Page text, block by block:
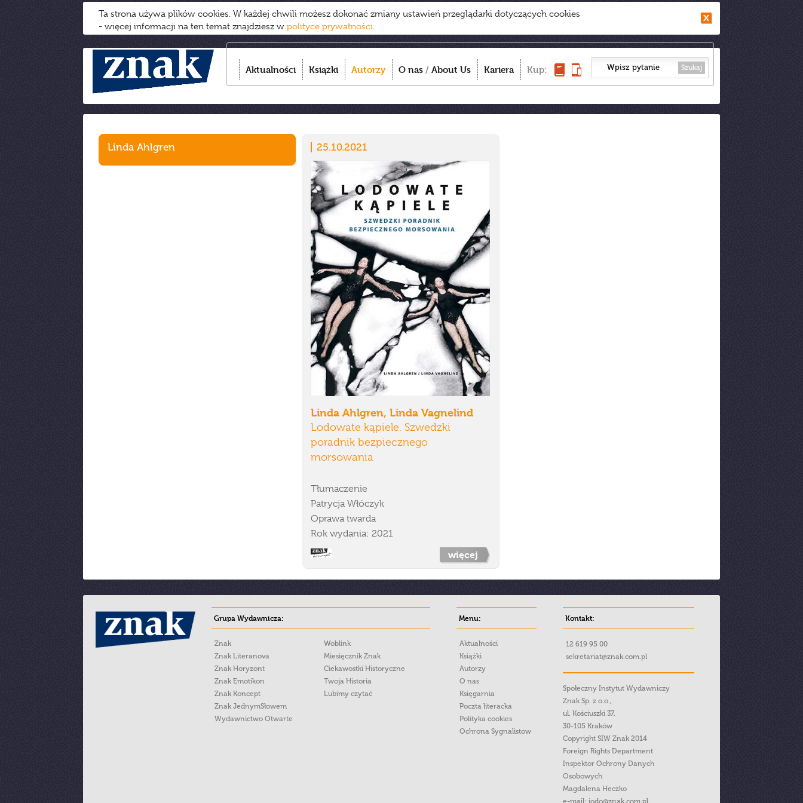
Ta strona używa plików cookies. W każdej chwili możesz dokonać zmiany ustawień przeglądarki dotyczących cookies
- więcej informacji na ten temat znajdziesz w polityce prywatności.
Aktualności Książki Autorzy O nas / About Us Kariera Kup: Szukaj
Linda Ahlgren 25.10.2021
Linda Ahlgren, Linda Vagnelind
Lodowate kąpiele. Szwedzki
poradnik bezpiecznego
morsowania
Tłumaczenie
Patrycja Włóczyk
Oprawa twarda
Rok wydania: 2021
więcej
Grupa Wydawnicza:
Znak
Znak Literanova
Znak Horyzont
Znak Emotikon
Znak Koncept
Znak JednymSłowem
Wydawnictwo Otwarte
Woblink
Miesięcznik Znak
Ciekawostki Historyczne
Twoja Historia
Lubimy czytać
Menu:
Aktualności
Książki
Autorzy
O nas
Księgarnia
Poczta literacka
Polityka cookies
Ochrona Sygnalistow
Kontakt:
12 619 95 00
sekretariat@znak.com.pl
Społeczny Instytut Wydawniczy
Znak Sp. z o.o.,
ul. Kościuszki 37,
30-105 Kraków
Copyright SIW Znak 2014
Foreign Rights Department
Inspektor Ochrony Danych
Osobowych
Magdalena Heczko
e-mail: iodo@znak.com.pl